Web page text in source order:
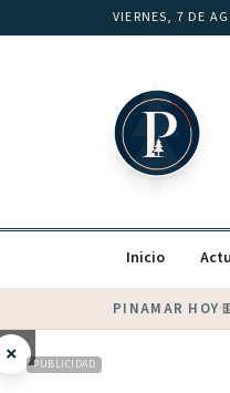
Saltar al contenidoVIERNES, 7 DE
Inicio
PINAMAR HOY·
× PUBLICIDAD